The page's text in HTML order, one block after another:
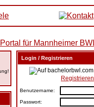
Login / Registrieren
Registrieren
Benutzername:
Passwort: